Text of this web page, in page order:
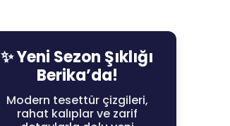
✨ Yeni Sezon Şıklığı
Berika’da!
Modern tesettür çizgileri,
rahat kalıplar ve zarif